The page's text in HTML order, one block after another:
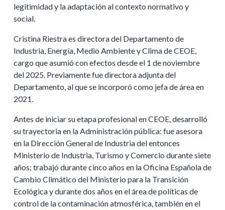
legitimidad y la adaptación al contexto normativo y
social.
Cristina Riestra es directora del Departamento de
Industria, Energía, Medio Ambiente y Clima de CEOE,
cargo que asumió con efectos desde el 1 de noviembre
del 2025. Previamente fue directora adjunta del
Departamento, al que se incorporó como jefa de área en
2021.
Antes de iniciar su etapa profesional en CEOE, desarrolló
su trayectoria en la Administración pública: fue asesora
en la Dirección General de Industria del entonces
Ministerio de Industria, Turismo y Comercio durante siete
años; trabajó durante cinco años en la Oficina Española de
Cambio Climático del Ministerio para la Transición
Ecológica y durante dos años en el área de políticas de
control de la contaminación atmosférica, también en el